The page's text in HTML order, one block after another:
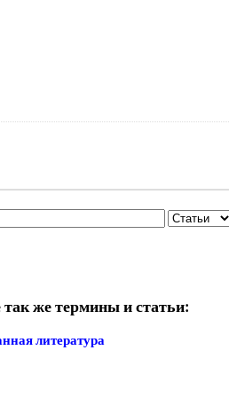
же термины и статьи:
литература